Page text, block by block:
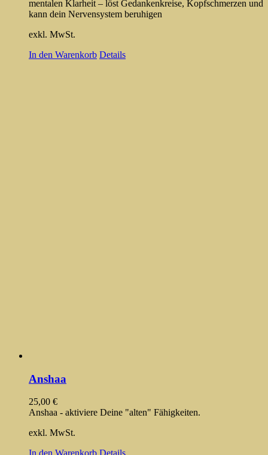
mentalen Klarheit – löst Gedankenkreise, Kopfschmerzen und
kann dein Nervensystem beruhigen
exkl. MwSt.
In den Warenkorb Details
Anshaa
25,00 €
Anshaa - aktiviere Deine "alten" Fähigkeiten.
exkl. MwSt.